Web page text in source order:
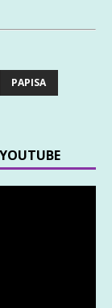
PAPISA